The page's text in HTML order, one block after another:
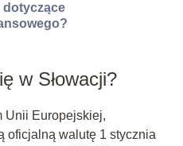
dotyczące
w Słowacji?
Unii Europejskiej,
oficjalną walutę 1 stycznia